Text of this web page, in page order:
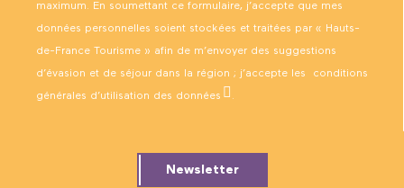
maximum. En soumettant ce formulaire, j’accepte que mes
données personnelles soient stockées et traitées par « Hauts-
de-France Tourisme » afin de m’envoyer des suggestions
d’évasion et de séjour dans la région ; j’accepte les conditions
générales d’utilisation des données .
Newsletter